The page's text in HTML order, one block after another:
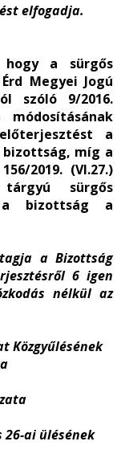
elfogadja.
hogy a sürgős
Megyei Jogú
szóló 9/2016.
módosításának
a
míg a
2019. (VI.27.)
tárgyú sürgős
bizottság a
a Bizottság
6igen
nélkül az
Közgyűlésének
26-ai ülésének